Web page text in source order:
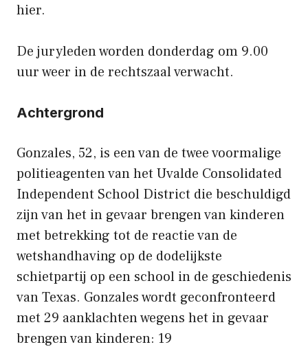
hier.
De juryleden worden donderdag om 9.00
uur weer in de rechtszaal verwacht.
Achtergrond
Gonzales, 52, is een van de twee voormalige
politieagenten van het Uvalde Consolidated
Independent School District die beschuldigd
zijn van het in gevaar brengen van kinderen
met betrekking tot de reactie van de
wetshandhaving op de dodelijkste
schietpartij op een school in de geschiedenis
van Texas. Gonzales wordt geconfronteerd
met 29 aanklachten wegens het in gevaar
brengen van kinderen: 19